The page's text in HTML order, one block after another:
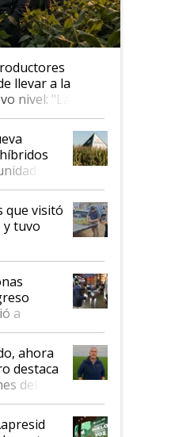
llevar a la
nivel: "Las
son
en
que visitó
tuvo
a
del
el
ahora
destaca
del
invertir: